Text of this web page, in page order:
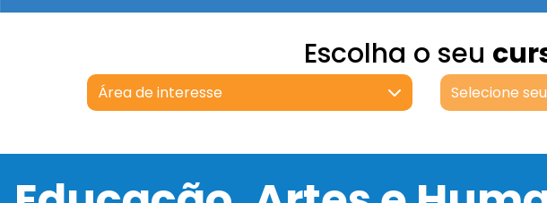
Escolha o seu
Área de interesse Selecione